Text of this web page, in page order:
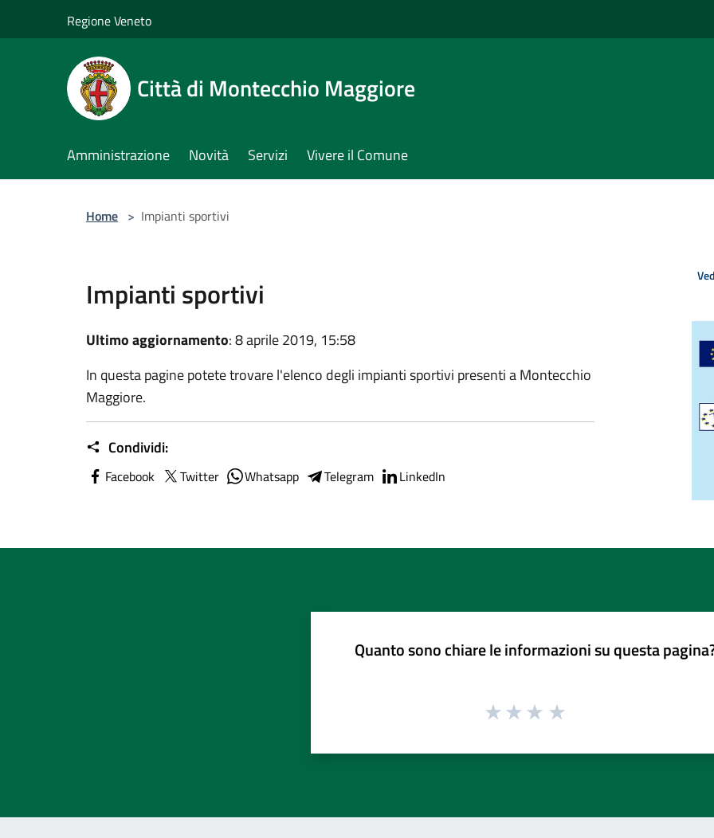
Regione Veneto
Città di Montecchio Maggiore
Amministrazione Novità Servizi Vivere il Comune
Home > Impianti sportivi
Impianti sportivi
Ultimo aggiornamento: 8 aprile 2019, 15:58
In questa pagine potete trovare l'elenco degli impianti sportivi presenti a Montecchio
Maggiore.
Condividi:
Facebook Twitter Whatsapp Telegram LinkedIn
Quanto sono chiare le informazioni su questa